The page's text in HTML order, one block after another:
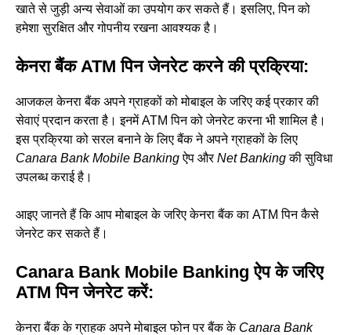
खाते से जुड़ी अन्य सेवाओं का उपयोग कर सकते हैं। इसलिए, पिन को
हमेशा सुरक्षित और गोपनीय रखना आवश्यक है।
केनरा बैंक ATM पिन जेनरेट करने की प्रक्रिया:
आजकल केनरा बैंक अपने ग्राहकों को मोबाइल के जरिए कई प्रकार की
सेवाएं प्रदान करता है। इनमें ATM पिन को जेनरेट करना भी शामिल है।
इस प्रक्रिया को सरल बनाने के लिए बैंक ने अपने ग्राहकों के लिए
Canara Bank Mobile Bankingऐप औरNet Bankingकी सुविधा
उपलब्ध कराई है।
आइए जानते हैं कि आप मोबाइल के जरिए केनरा बैंक का ATM पिन कैसे
जेनरेट कर सकते हैं।
Canara Bank Mobile Banking ऐप के जरिए
ATM पिन जेनरेट करें:
केनरा बैंक के ग्राहक अपने मोबाइल फोन पर बैंक के Canara Bank